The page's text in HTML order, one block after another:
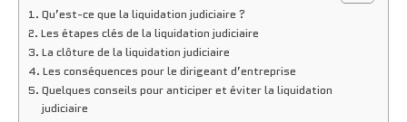
Qu’est-ce que la liquidation judiciaire ?
Les étapes clés de la liquidation judiciaire
La clôture de la liquidation judiciaire
Les conséquences pour le dirigeant d’entreprise
Quelques conseils pour anticiper et éviter la liquidation
judiciaire